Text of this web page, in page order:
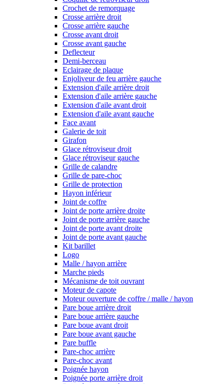
Crochet de remorquage
Crosse arrière droit
Crosse arrière gauche
Crosse avant droit
Crosse avant gauche
Deflecteur
Demi-berceau
Eclairage de plaque
Enjoliveur de feu arrière gauche
Extension d'aile arrière droit
Extension d'aile arrière gauche
Extension d'aile avant droit
Extension d'aile avant gauche
Face avant
Galerie de toit
Girafon
Glace rétroviseur droit
Glace rétroviseur gauche
Grille de calandre
Grille de pare-choc
Grille de protection
Hayon inférieur
Joint de coffre
Joint de porte arrière droite
Joint de porte arrière gauche
Joint de porte avant droite
Joint de porte avant gauche
Kit barillet
Logo
Malle / hayon arrière
Marche pieds
Mécanisme de toit ouvrant
Moteur de capote
Moteur ouverture de coffre / malle / hayon
Pare boue arrière droit
Pare boue arrière gauche
Pare boue avant droit
Pare boue avant gauche
Pare buffle
Pare-choc arrière
Pare-choc avant
Poignée hayon
Poignée porte arrière droit